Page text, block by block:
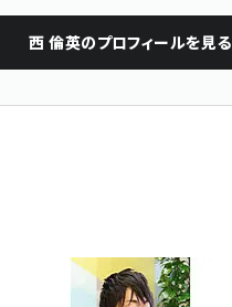
西 倫英のプロフィールを見る